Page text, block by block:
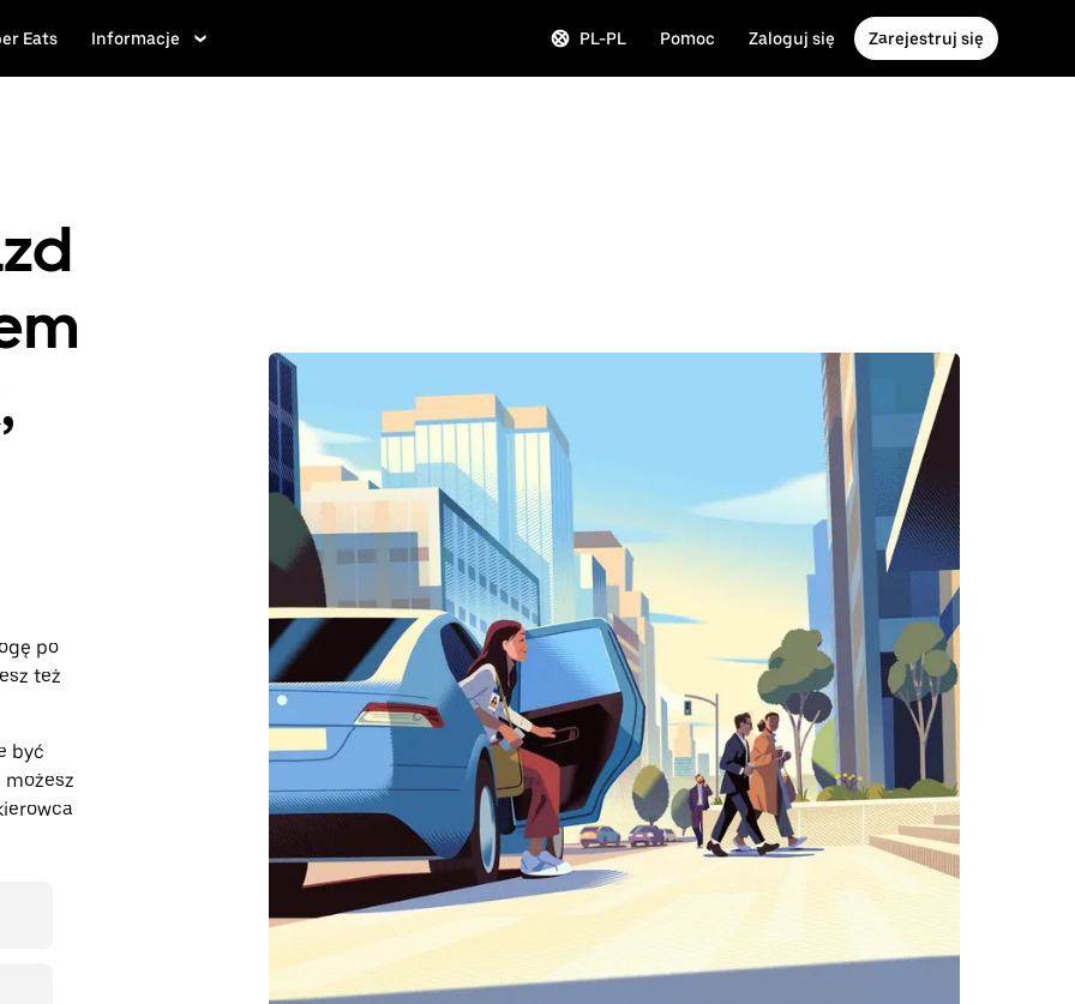
Eats Informacje PL-PL Pomoc Zaloguj się Zarejestruj się
po
też
być
możesz